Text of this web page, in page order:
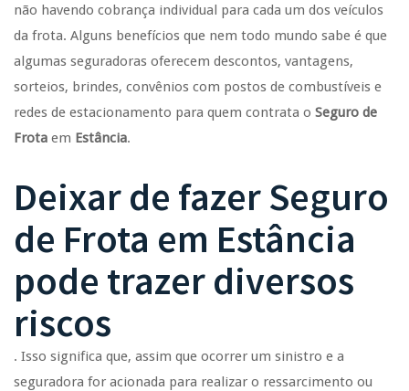
não havendo cobrança individual para cada um dos veículos
da frota. Alguns benefícios que nem todo mundo sabe é que
algumas seguradoras oferecem descontos, vantagens,
sorteios, brindes, convênios com postos de combustíveis e
redes de estacionamento para quem contrata o Seguro de
Frota em Estância.
Deixar de fazerSeguro
de Frota em Estância
pode trazer diversos
riscos
. Isso significa que, assim que ocorrer um sinistro e a
seguradora for acionada para realizar o ressarcimento ou